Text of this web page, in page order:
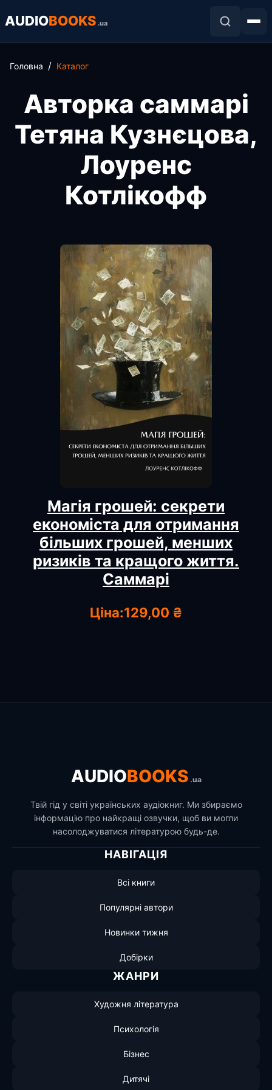
AUDIOBOOKS .ua
Головна Каталог
Авторка саммарі
Тетяна Кузнєцова,
Лоуренс
Котлікофф
Магія грошей: секрети
економіста для отримання
більших грошей, менших
ризиків та кращого життя.
Саммарі
Ціна:129,00 ₴
AUDIOBOOKS .ua
Твій гід у світі українських аудіокниг. Ми збираємо
інформацію про найкращі озвучки, щоб ви могли
насолоджуватися літературою будь-де.
НАВІГАЦІЯ
Всі книги
Популярні автори
Новинки тижня
Добірки
ЖАНРИ
Художня література
Психологія
Бізнес
Дитячі